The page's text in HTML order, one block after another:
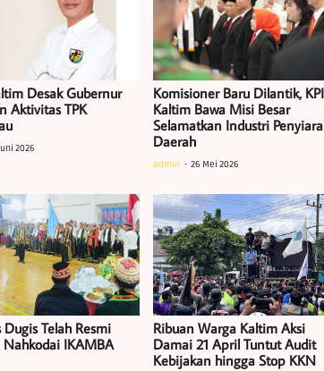
Desak Gubernur
Aktivitas TPK
2026
Komisioner Baru Dilantik,
Kaltim Bawa Misi Besar
Selamatkan Industri
Daerah
admin 26 Mei 2026
Dugis Telah Resmi
Nahkodai IKAMBA
Ribuan Warga Kaltim Aksi
Damai 21 April Tuntut Audit
Kebijakan hingga Stop KKN